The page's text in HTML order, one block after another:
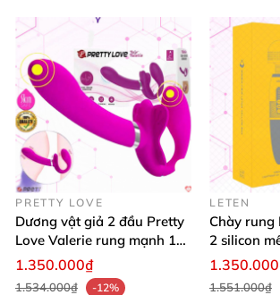
PRETTY LOVE
Dương vật giả 2 đầu Pretty
Love Valerie rung mạnh 12
chế độ cao cấp
1.350.000₫
1.534.000₫
-12%
LETEN
Chày rung
2 silicon
rung phát
1.551.000₫